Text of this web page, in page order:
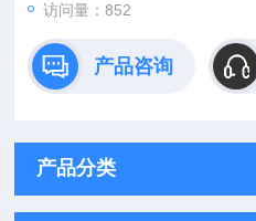
访问量：852
产品咨询
产品分类